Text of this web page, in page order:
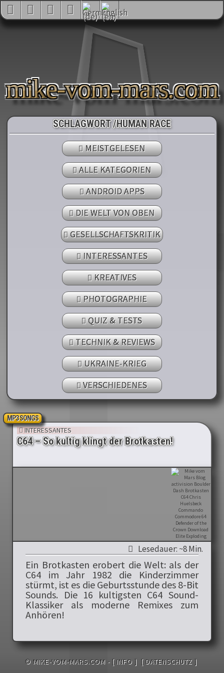
mike-vom-mars.com
SCHLAGWORT /HUMAN RACE
MEISTGELESEN
ALLE KATEGORIEN
ANDROID APPS
DIE WELT VON OBEN
GESELLSCHAFTSKRITIK
INTERESSANTES
KREATIVES
PHOTOGRAPHIE
QUIZ & TESTS
TECHNIK & REVIEWS
UKRAINE-KRIEG
VERSCHIEDENES
MP3 SONGS
INTERESSANTES
C64 – So kultig klingt der Brotkasten!
Lesedauer: ~8 Min.
Ein Brotkasten erobert die Welt: als der
C64 im Jahr 1982 die Kinderzimmer
stürmt, ist es die Geburtsstunde des 8-Bit
Sounds. Die 16 kultigsten C64 Sound-
Klassiker als moderne Remixes zum
Anhören!
© MIKE-VOM-MARS.COM - [ INFO ] [ DATENSCHUTZ ]